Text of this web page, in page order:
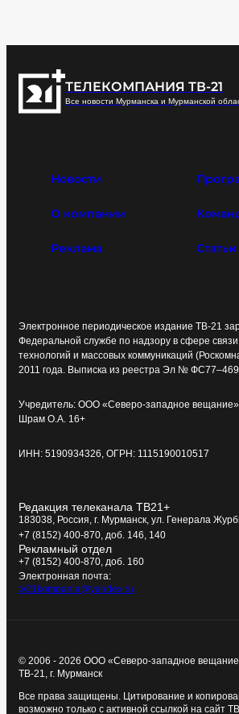
ТЕЛЕКОМПАНИЯ ТВ-21
Все новости Мурманска и Мурманской
Новости
О компании
Реклама Статьи
Электронное периодическое издание ТВ-21
Федеральной службе по надзору в сфере
технологий и массовых коммуникаций
2011 года. Выписка из реестра Эл №
Учредитель: ООО «Северо-западное
Шрам О.А. 16+
ИНН: 5190934326, ОГРН: 1115190010517
Редакция телеканала ТВ21+
183038, Россия, г. Мурманск, ул. Генерала
+7 (8152) 400-870, доб. 146, 140
Рекламный отдел
+7 (8152) 400-870, доб. 160
Электронная почта:
tv21kompania@yandex.ru
© 2006 - 2026 ООО «Северо-западное
ТВ-21, г. Мурманск
Все права защищены. Цитирование и
возможно только с активной ссылкой на сайт